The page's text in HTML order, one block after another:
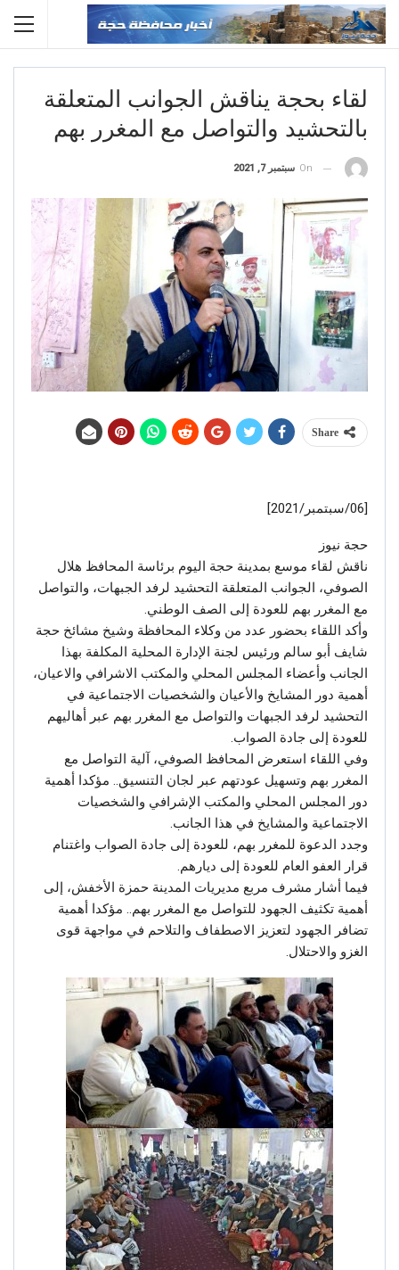
لقاء بحجة يناقش الجوانب المتعلقة
بالتحشيد والتواصل مع المغرر بهم
On سبتمبر 7, 2021
Share
[06/سبتمبر/2021]
حجة نيوز
ناقش لقاء موسع بمدينة حجة اليوم برئاسة المحافظ هلال
الصوفي، الجوانب المتعلقة التحشيد لرفد الجبهات، والتواصل
مع المغرر بهم للعودة إلى الصف الوطني.
وأكد اللقاء بحضور عدد من وكلاء المحافظة وشيخ مشائخ حجة
شايف أبو سالم ورئيس لجنة الإدارة المحلية المكلفة بهذا
الجانب وأعضاء المجلس المحلي والمكتب الاشرافي والاعيان،
أهمية دور المشايخ والأعيان والشخصيات الاجتماعية في
التحشيد لرفد الجبهات والتواصل مع المغرر بهم عبر أهاليهم
للعودة إلى جادة الصواب.
وفي اللقاء استعرض المحافظ الصوفي، آلية التواصل مع
المغرر بهم وتسهيل عودتهم عبر لجان التنسيق.. مؤكدا أهمية
دور المجلس المحلي والمكتب الإشرافي والشخصيات
الاجتماعية والمشايخ في هذا الجانب.
وجدد الدعوة للمغرر بهم، للعودة إلى جادة الصواب واغتنام
قرار العفو العام للعودة إلى ديارهم.
فيما أشار مشرف مربع مديريات المدينة حمزة الأخفش، إلى
أهمية تكثيف الجهود للتواصل مع المغرر بهم.. مؤكدا أهمية
تضافر الجهود لتعزيز الاصطفاف والتلاحم في مواجهة قوى
الغزو والاحتلال.